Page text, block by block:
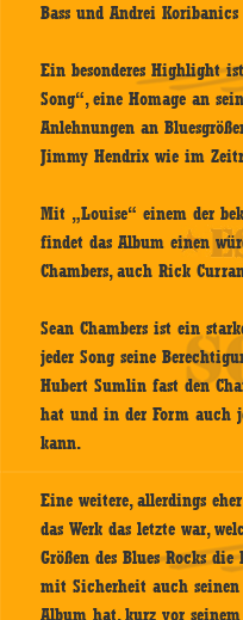
Bass und Andrei
Ein besonderes Highlight
Song“, eine Homage an
Anlehnungen an
Jimmy Hendrix wie im
Mit „Louise“ einem der
findet das Album einen
Chambers, auch Rick
Sean Chambers ist ein
jeder Song seine
Hubert Sumlin fast den
hat und in der Form auch
kann.
Eine weitere, allerdings
das Werk das letzte war,
Größen des Blues Rocks
mit Sicherheit auch
Album hat, kurz vor